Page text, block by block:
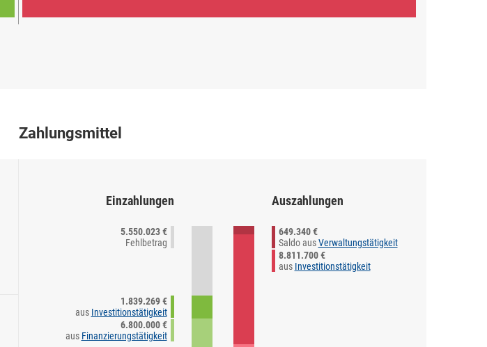
Zahlungsmittel
Einzahlungen
5.550.023 €
Fehlbetrag
1.839.269 €
aus Investitionstätigkeit
6.800.000 €
aus Finanzierungstätigkeit
Auszahlungen
649.340 €
Saldo ausVerwaltungstätigkeit
8.811.700 €
aus Investitionstätigkeit